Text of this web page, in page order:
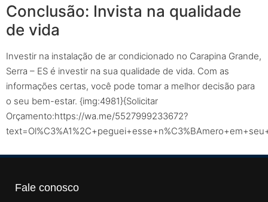
Conclusão: Invista na qualidade
de vida
Investir na instalação de ar condicionado no Carapina Grande,
Serra – ES é investir na sua qualidade de vida. Com as
informações certas, você pode tomar a melhor decisão para
o seu bem-estar. {img:4981}{Solicitar
Orçamento:https://wa.me/5527999233672?
Fale conosco